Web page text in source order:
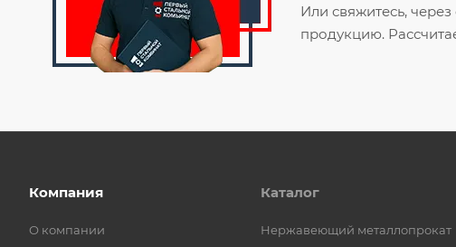
Или свяжитесь,
продукцию.
Компания
О компании
Каталог
Нержавеющий металлопрокат